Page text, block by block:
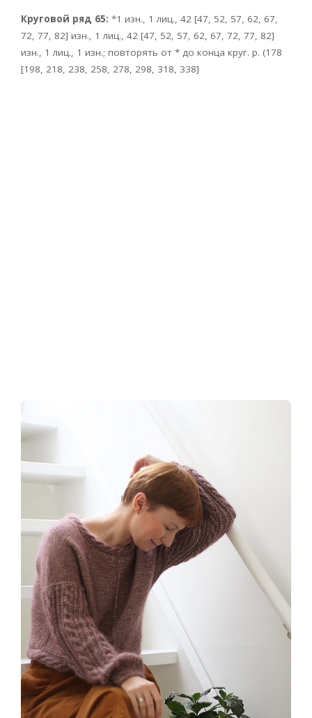
Круговой ряд 65: *1 изн., 1 лиц., 42 [47, 52, 57, 62, 67,
72, 77, 82] изн., 1 лиц., 42 [47, 52, 57, 62, 67, 72, 77, 82]
изн., 1 лиц., 1 изн.; повторять от * до конца круг. р. (178
[198, 218, 238, 258, 278, 298, 318, 338]